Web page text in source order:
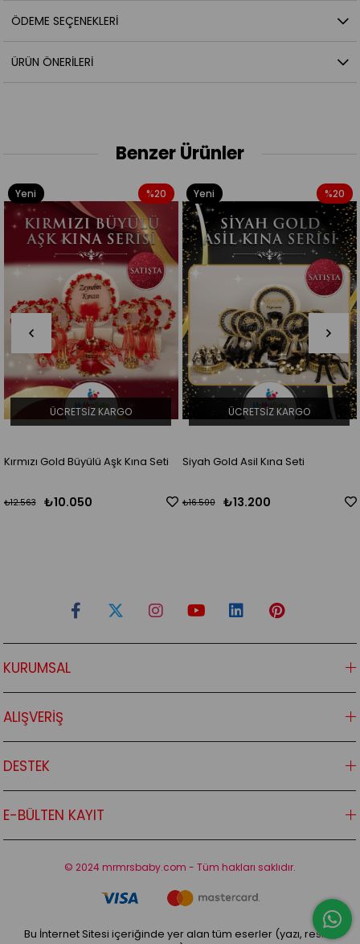
ÖDEME SEÇENEKLERI
ÜRÜN ÖNERILERI
Benzer Ürünler
Kırmızı Gold Büyülü Aşk Kına Seti
₺10.050
₺12.563
%20
ÜCRETSIZ KARGO
Yeni
Ürün
Siyah Gold Asil Kına Seti
₺13.200
₺16.500
%20
ÜCRETSIZ KARGO
Yeni
Ürün
KURUMSAL
ALIŞVERİŞ
DESTEK
E-BÜLTEN KAYIT
© 2024 mrmrsbaby.com - Tüm hakları saklıdır.
Bu İnternet Sitesi içeriğinde yer alan tüm eserler (yazı, resim,